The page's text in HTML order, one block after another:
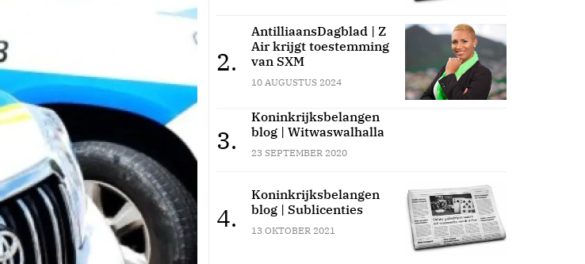
2.
AntilliaansDagblad | Z
Air krijgt toestemming
van SXM
10 AUGUSTUS 2024
3.
Koninkrijksbelangen
blog | Witwaswalhalla
23 SEPTEMBER 2020
4.
Koninkrijksbelangen
blog | Sublicenties
13 OKTOBER 2021